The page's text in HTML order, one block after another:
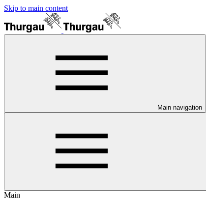
Skip to main content
Main navigation
Main